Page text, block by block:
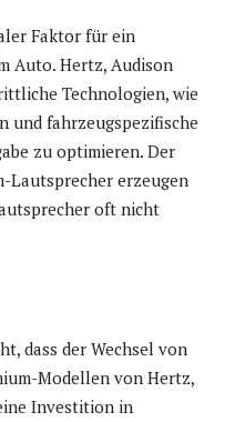
Faktor für ein
Auto. Hertz, Audison
Technologien, wie
und fahrzeugspezifische
zu optimieren. Der
Lautsprecher erzeugen
oft nicht
dass der Wechsel von
Modellen von Hertz,
Investition in